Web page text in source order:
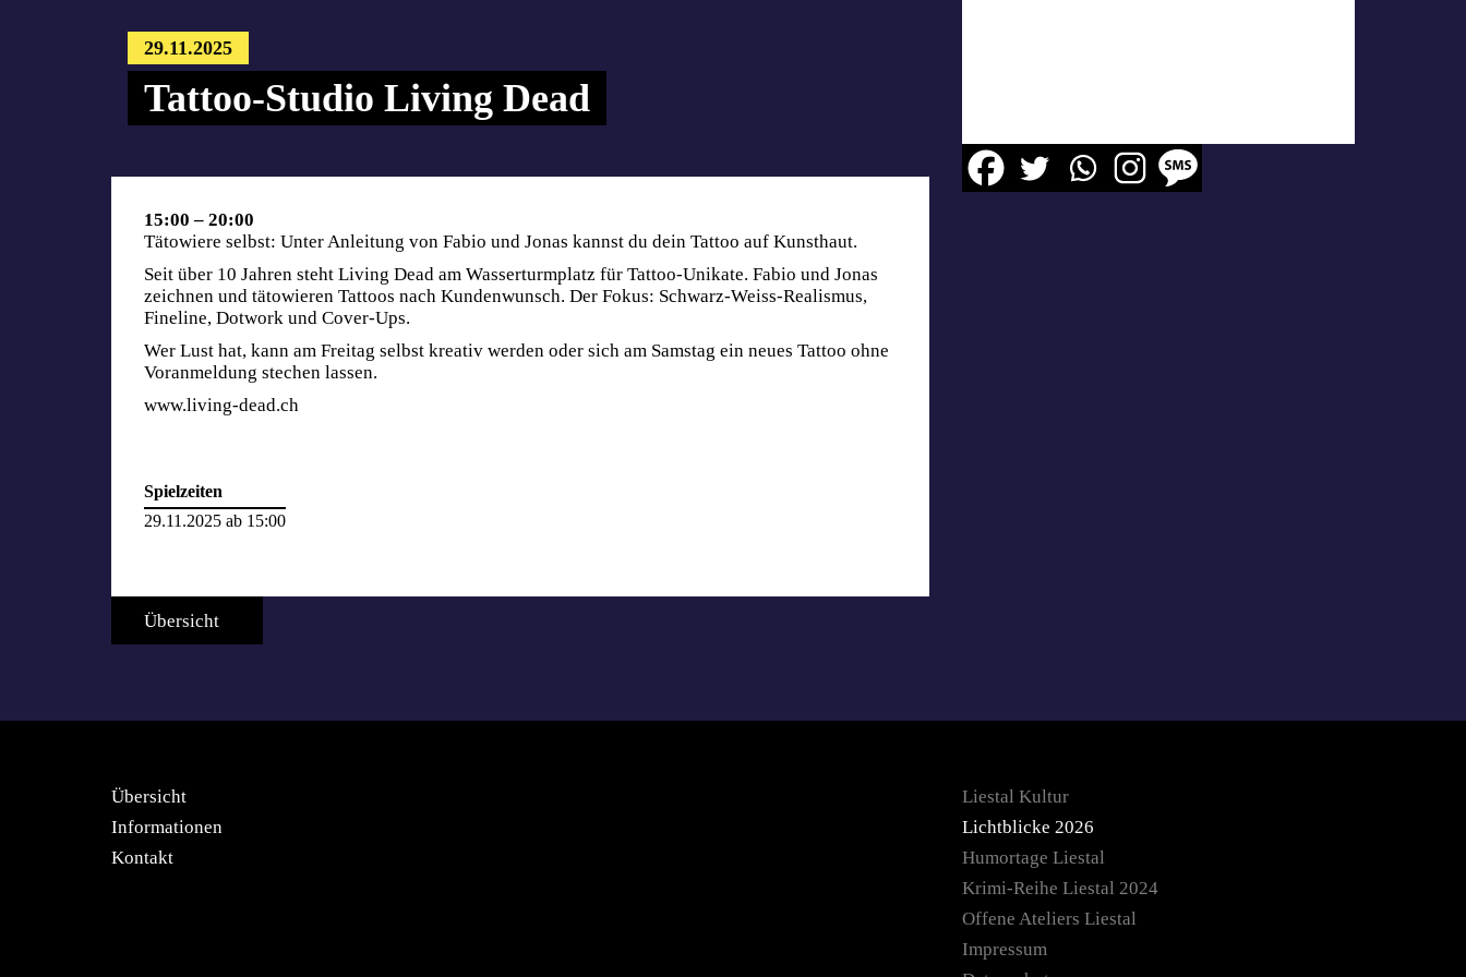
29.11.2025
Tattoo-Studio Living Dead
15:00 – 20:00
Tätowiere selbst: Unter Anleitung von Fabio und Jonas kannst du dein Tattoo auf Kunsthaut.
Seit über 10 Jahren steht Living Dead am Wasserturmplatz für Tattoo-Unikate. Fabio und Jonas
zeichnen und tätowieren Tattoos nach Kundenwunsch. Der Fokus: Schwarz-Weiss-Realismus,
Fineline, Dotwork und Cover-Ups.
Wer Lust hat, kann am Freitag selbst kreativ werden oder sich am Samstag ein neues Tattoo ohne
Voranmeldung stechen lassen.
www.living-dead.ch
Spielzeiten
29.11.2025 ab 15:00
Übersicht
Übersicht
Informationen
Kontakt
Liestal Kultur
Lichtblicke 2026
Humortage Liestal
Krimi-Reihe Liestal 2024
Offene Ateliers Liestal
Impressum